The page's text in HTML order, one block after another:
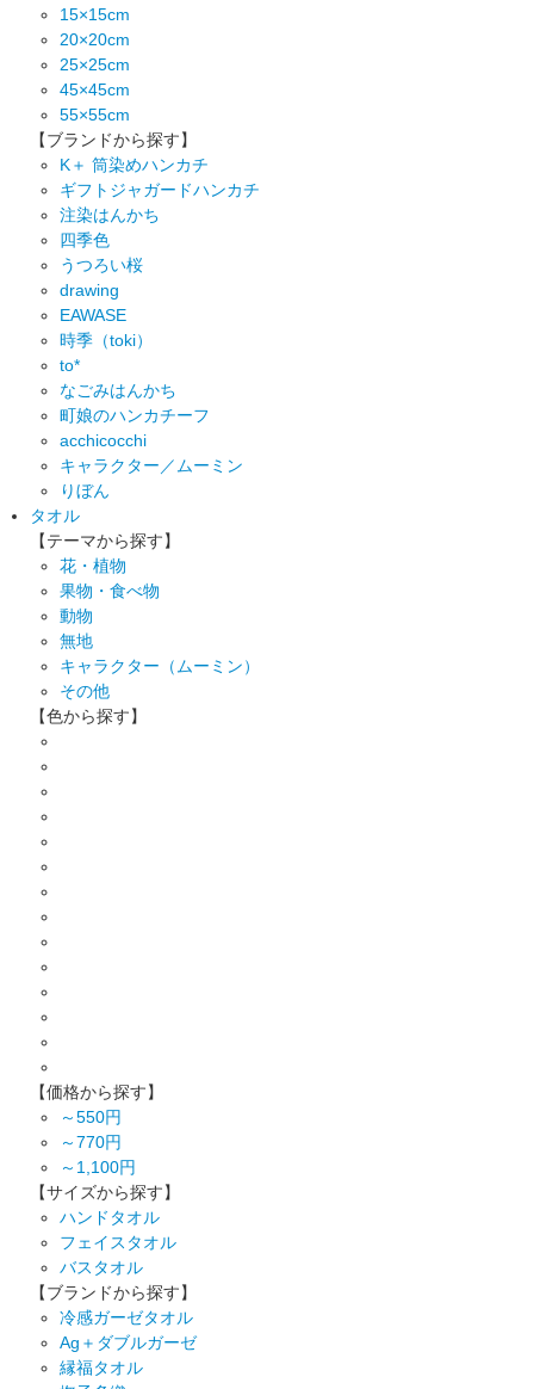
15×15cm
20×20cm
25×25cm
45×45cm
55×55cm
【ブランドから探す】
K＋ 筒染めハンカチ
ギフトジャガードハンカチ
注染はんかち
四季色
うつろい桜
drawing
EAWASE
時季（toki）
to*
なごみはんかち
町娘のハンカチーフ
acchicocchi
キャラクター／ムーミン
りぼん
タオル
【テーマから探す】
花・植物
果物・食べ物
動物
無地
キャラクター（ムーミン）
その他
【色から探す】
【価格から探す】
～550円
～770円
～1,100円
【サイズから探す】
ハンドタオル
フェイスタオル
バスタオル
【ブランドから探す】
冷感ガーゼタオル
Ag＋ダブルガーゼ
縁福タオル